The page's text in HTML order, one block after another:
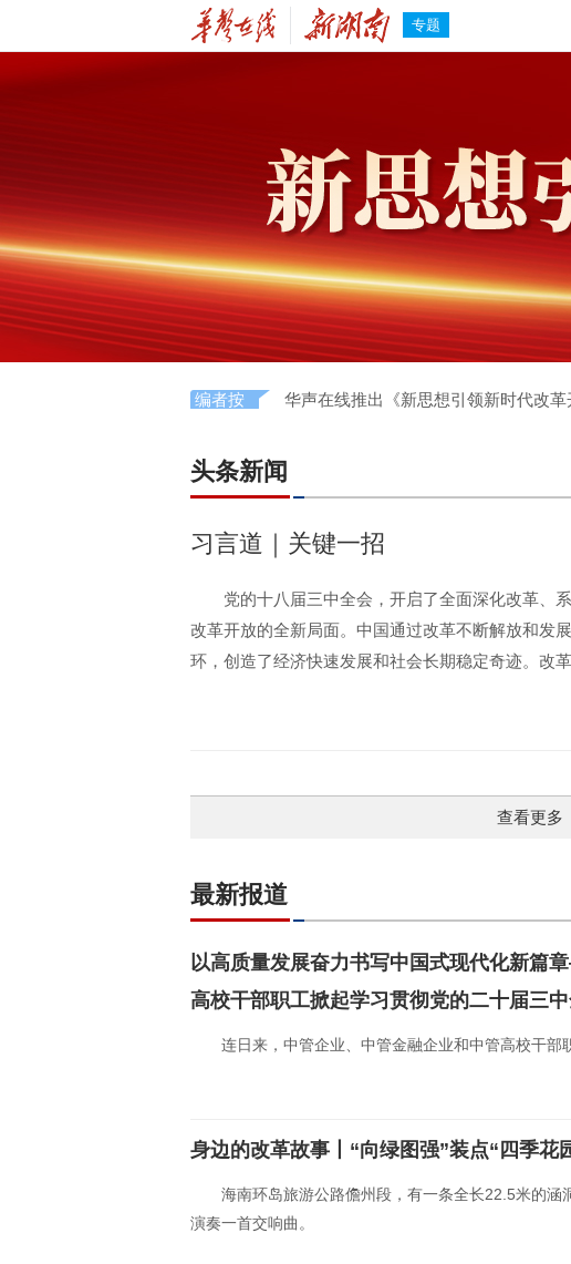
专题
编者按 华声在线推出《新思想引领新时代改
头条新闻
习言道｜关键一招
党的十八届三中全会，开启了全面深化改革、
改革开放的全新局面。中国通过改革不断解放和发
环，创造了经济快速发展和社会长期稳定奇迹。改
查看更多
最新报道
以高质量发展奋力书写中国式现代化新篇
高校干部职工掀起学习贯彻党的二十届三
连日来，中管企业、中管金融企业和中管高校干部
身边的改革故事丨“向绿图强”装点“四季花
海南环岛旅游公路儋州段，有一条全长22.5米的
演奏一首交响曲。